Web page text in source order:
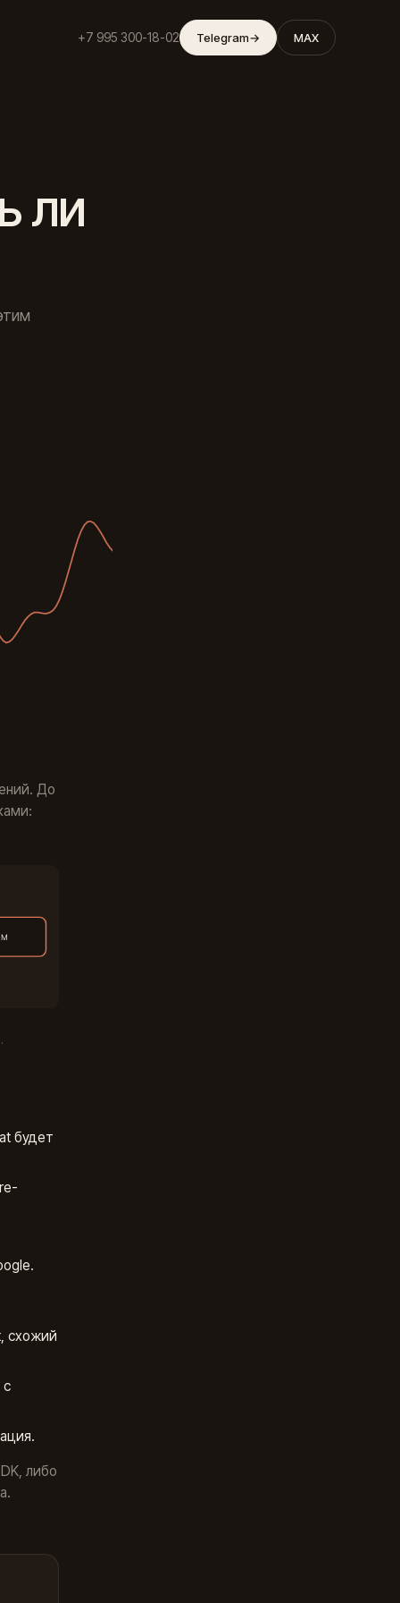
+7 995 300-18-02 Telegram→ MAX
ли
До
будет
схожий
либо